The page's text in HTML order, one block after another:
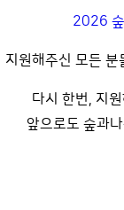
2026
지원해주신 모든 분
다시 한번, 지
앞으로도 숲과